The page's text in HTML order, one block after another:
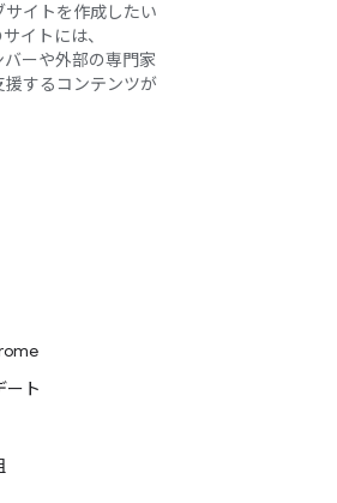
イトを作成したい
イトには、
ーや外部の専門家
するコンテンツが
ート